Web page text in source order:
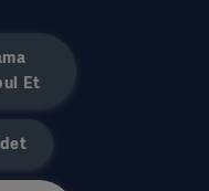
Subject Request Form
Et